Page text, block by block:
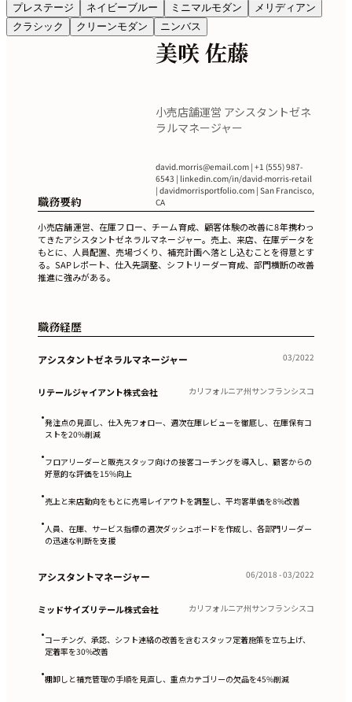
プレステージ
ネイビーブルー ミニマルモダン
メリディアン
クラシック
クリーンモダン ニンバス
美咲 佐藤
小売店舗運営 アシスタントゼネ
ラルマネージャー
david.morris@email.com | +1 (555) 987-
6543 | linkedin.com/in/david-morris-retail
| davidmorrisportfolio.com | San Francisco,
CA
職務要約
小売店舗運営、在庫フロー、チーム育成、顧客体験の改善に8年携わっ
てきたアシスタントゼネラルマネージャー。売上、来店、在庫データを
もとに、人員配置、売場づくり、補充計画へ落とし込むことを得意とす
る。SAPレポート、仕入先調整、シフトリーダー育成、部門横断の改善
推進に強みがある。
職務経歴
アシスタントゼネラルマネージャー 03/2022
リテールジャイアント株式会社 カリフォルニア州サンフランシスコ
•発注点の見直し、仕入先フォロー、週次在庫レビューを徹底し、在庫保有コ
ストを20%削減
•フロアリーダーと販売スタッフ向けの接客コーチングを導入し、顧客からの
好意的な評価を15%向上
•売上と来店動向をもとに売場レイアウトを調整し、平均客単価を8%改善
•人員、在庫、サービス指標の週次ダッシュボードを作成し、各部門リーダー
の迅速な判断を支援
アシスタントマネージャー 06/2018 - 03/2022
ミッドサイズリテール株式会社 カリフォルニア州サンフランシスコ
•コーチング、承認、シフト連絡の改善を含むスタッフ定着施策を立ち上げ、
定着率を30%改善
•棚卸しと補充管理の手順を見直し、重点カテゴリーの欠品を45%削減